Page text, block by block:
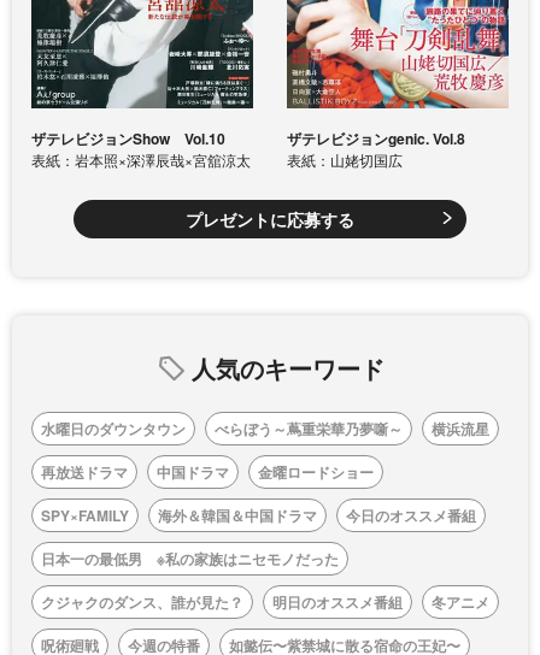
ザテレビジョンShow Vol.10
表紙：岩本照×深澤辰哉×宮舘涼太
ザテレビジョンgenic. Vol.8
表紙：山姥切国広
プレゼントに応募する
人気のキーワード
水曜日のダウンタウン べらぼう～蔦重栄華乃夢噺～
横浜流星
再放送ドラマ
中国ドラマ
金曜ロードショー
SPY×FAMILY
海外＆韓国＆中国ドラマ
今日のオススメ番組
日本一の最低男 ※私の家族はニセモノだった
クジャクのダンス、誰が見た？
明日のオススメ番組
冬アニメ
呪術廻戦
今週の特番
如懿伝〜紫禁城に散る宿命の王妃〜